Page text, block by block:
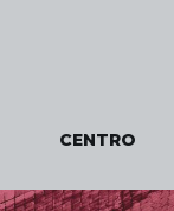
CENTRO